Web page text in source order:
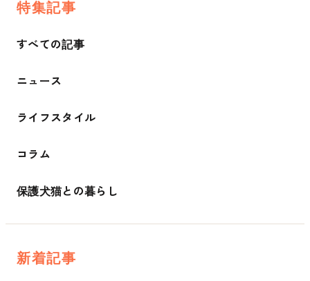
特集記事
すべての記事
ニュース
ライフスタイル
コラム
保護犬猫との暮らし
新着記事